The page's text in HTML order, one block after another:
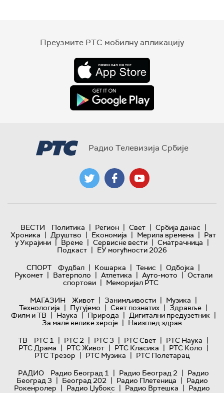
Преузмите РТС мобилну апликацију
Радио Телевизија Србије
ВЕСТИ Политика | Регион | Свет | Србија данас |
Хроника | Друштво | Економија | Мерила времена | Рат
у Украјини | Време | Сервисне вести | Сматрачница |
Подкаст | ЕУ могућности 2026
СПОРТ
Фудбал | Кошарка | Тенис | Одбојка |
Рукомет | Ватерполо | Атлетика | Ауто-мото | Остали
спортови | Меморијал РТС
МАГАЗИН
Живот | Занимљивости | Музика |
Технологијa | Путујемо | Свет познатих | Здравље |
Филм и ТВ | Наука | Природа | Дигитални предузетник |
За мале велике хероје | Наизглед здрав
ТВ
РТС 1 | РТС 2 | РТС 3 | РТС Свет | РТС Наука |
РТС Драма | РТС Живот | РТС Класика | РТС Коло |
РТС Трезор | РТС Музика | РТС Полетарац
РАДИО
Радио Београд 1 | Радио Београд 2 | Радио
Београд 3 | Београд 202 | Радио Плетеница | Радио
Рокенролер | Радио Џубокс | Радио Вртешка | Радио